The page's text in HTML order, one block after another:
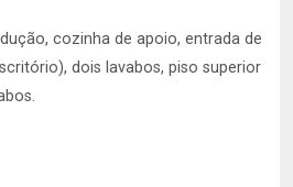
cozinha de apoio, entrada de
dois lavabos, piso superior